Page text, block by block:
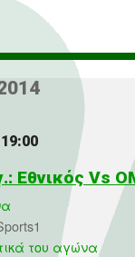
19:00
Εθνικός Vs
του αγώνα